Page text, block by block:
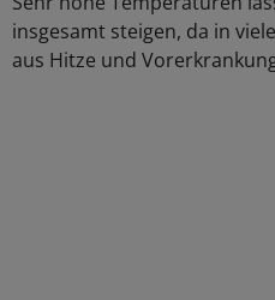
insgesamt steigen, da in
aus Hitze und